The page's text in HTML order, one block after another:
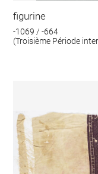
figurine
-1069 / -664
(Troisième Période